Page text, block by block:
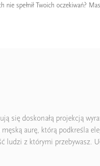
nie spełnił Twoich oczekiwań?
się doskonałą projekcją
aurę, którą podkreśla
ludzi z którymi przebywasz.